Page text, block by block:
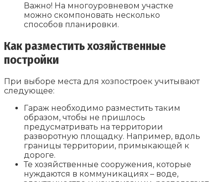
Важно! На многоуровневом участке
можно скомпоновать несколько
способов планировки.
Как разместить хозяйственные
постройки
При выборе места для хозпостроек учитывают
следующее:
Гараж необходимо разместить таким
образом, чтобы не пришлось
предусматривать на территории
разворотную площадку. Например, вдоль
границы территории, примыкающей к
дороге.
Те хозяйственные сооружения, которые
нуждаются в коммуникациях – воде,